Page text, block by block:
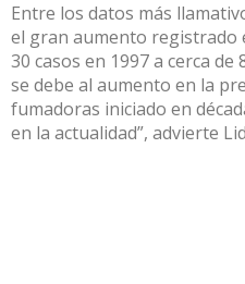
Entre los datos más
el gran aumento registrado
30 casos en 1997 a cerca de
se debe al aumento en la
fumadoras iniciado en
en la actualidad”, advierte